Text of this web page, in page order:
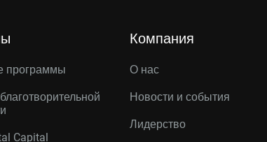
программы
Capital
Компания
О нас
Новости и события
Лидерство